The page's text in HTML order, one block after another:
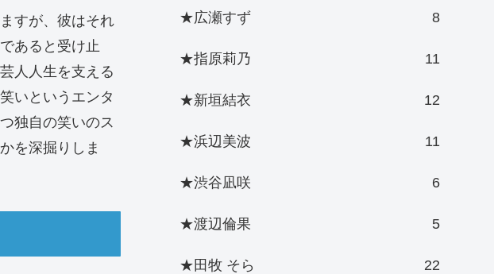
すが、彼はそれ
あると受け止
人人生を支える
いというエンタ
独自の笑いのス
を深掘りしま
★広瀬すず 8
★指原莉乃 11
★新垣結衣 12
★浜辺美波 11
★渋谷凪咲 6
★渡辺倫果 5
★田牧 そら 22